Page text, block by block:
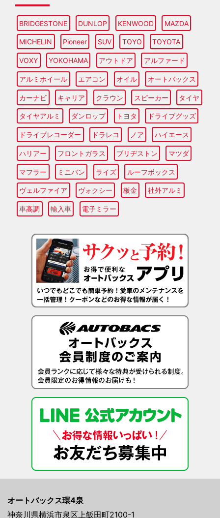
BRIDGESTONE DUNLOP KENWOOD MAZDA
MICHELIN Pioneer SUV TOYO TOYOTA
VOXY YOKOHAMA アウトドア アルファード
アルミホイール エアコン オイル オートバックス
カーナビ キャリア クラウン スピーカー タイヤ
タイヤアルミ ダンロップ トヨタ ドライブグッズ
ドライブレコーダー ドラレコ ノア ハイエース
ハリアー フロントガラス ブリヂストン マツダ
マフラー ミニバン ライズ ルーフボックス
ヴェルファイア ヴォクシー 板金 社外アルミ
車高調 輸入車 電子ミラー
オートバックス環4泉
神奈川県横浜市泉区上飯田町2100-1